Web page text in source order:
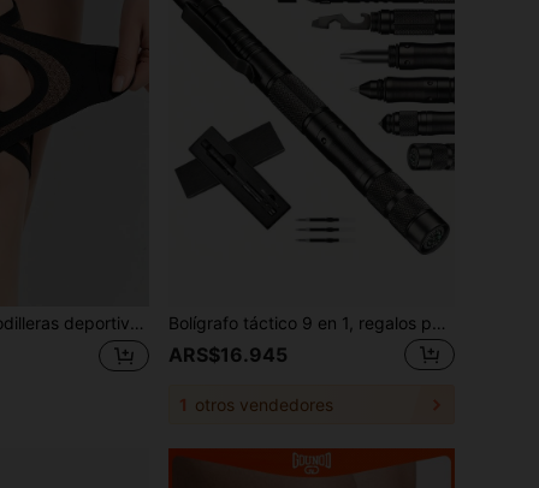
cruzadas, soporte elástico de doble lado, mangas de compresión transpirables para la rodilla, amortiguación en forma de V, protectores de rodilla antideslizantes, unisex, adecuados para danza, yoga, tenis, correr, ciclismo, fitness, accesorios de gimnasio Bolígrafo táctico 9 en 1, regalos para hombres y papá, gadgets geniales para hombres, herramienta múltiple de destornillador, brújula, abridor de botellas, silbato, recargas de tinta
ARS$16.945
1 otros vendedores